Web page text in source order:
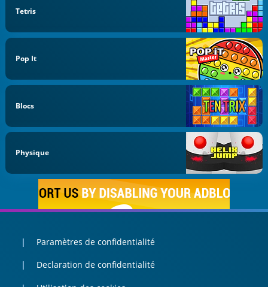
Tetris
Pop It
Blocs
Physique
Paramètres de confidentialité
Declaration de confidentialité